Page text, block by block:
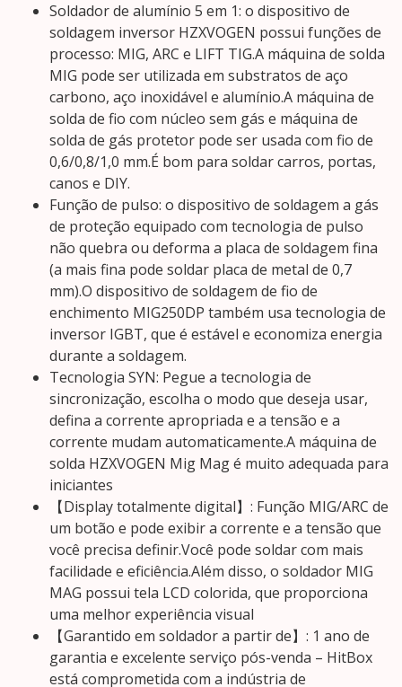
Soldador de alumínio 5 em 1: o dispositivo de
soldagem inversor HZXVOGEN possui funções de
processo: MIG, ARC e LIFT TIG.A máquina de solda
MIG pode ser utilizada em substratos de aço
carbono, aço inoxidável e alumínio.A máquina de
solda de fio com núcleo sem gás e máquina de
solda de gás protetor pode ser usada com fio de
0,6/0,8/1,0 mm.É bom para soldar carros, portas,
canos e DIY.
Função de pulso: o dispositivo de soldagem a gás
de proteção equipado com tecnologia de pulso
não quebra ou deforma a placa de soldagem fina
(a mais fina pode soldar placa de metal de 0,7
mm).O dispositivo de soldagem de fio de
enchimento MIG250DP também usa tecnologia de
inversor IGBT, que é estável e economiza energia
durante a soldagem.
Tecnologia SYN: Pegue a tecnologia de
sincronização, escolha o modo que deseja usar,
defina a corrente apropriada e a tensão e a
corrente mudam automaticamente.A máquina de
solda HZXVOGEN Mig Mag é muito adequada para
iniciantes
【Display totalmente digital】: Função MIG/ARC de
um botão e pode exibir a corrente e a tensão que
você precisa definir.Você pode soldar com mais
facilidade e eficiência.Além disso, o soldador MIG
MAG possui tela LCD colorida, que proporciona
uma melhor experiência visual
【Garantido em soldador a partir de】: 1 ano de
garantia e excelente serviço pós-venda – HitBox
está comprometida com a indústria de